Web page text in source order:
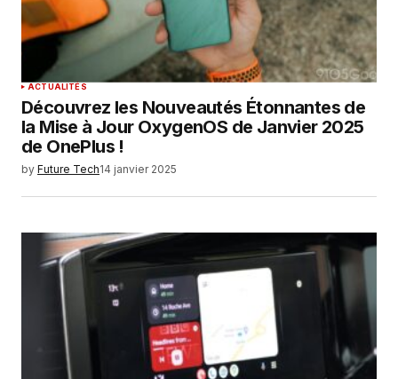
ACTUALITÉS
Découvrez les Nouveautés Étonnantes de
la Mise à Jour OxygenOS de Janvier 2025
de OnePlus !
by Future Tech14 janvier 2025